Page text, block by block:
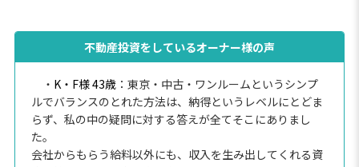
不動産投資をしているオーナー様の声
・ K・F様 43歳：東京・中古・ワンルームというシンプ
ルでバランスのとれた方法は、納得というレベルにとどま
らず、私の中の疑問に対する答えが全てそこにありまし
た。
会社からもらう給料以外にも、収入を生み出してくれる資